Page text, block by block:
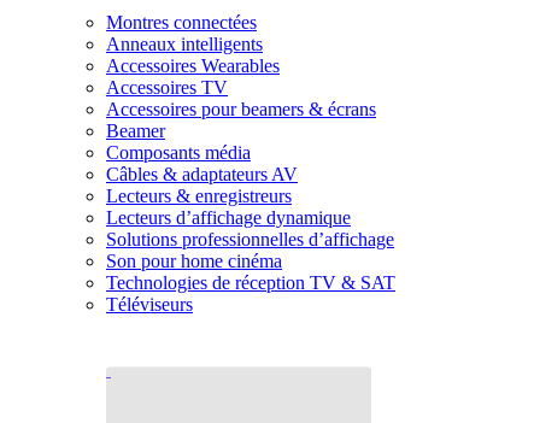
Montres connectées
Anneaux intelligents
Accessoires Wearables
Accessoires TV
Accessoires pour beamers & écrans
Beamer
Composants média
Câbles & adaptateurs AV
Lecteurs & enregistreurs
Lecteurs d’affichage dynamique
Solutions professionnelles d’affichage
Son pour home cinéma
Technologies de réception TV & SAT
Téléviseurs